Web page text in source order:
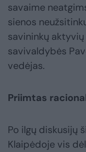
savaime
sienos
savininkų aktyvių
savivaldybės
vedėjas.
Priimtas
Po ilgų diskusijų
Klaipėdoje vis